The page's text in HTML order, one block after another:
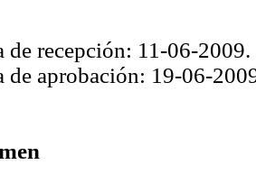
de recepción: 11-06-2009.
de aprobación: 19-06-